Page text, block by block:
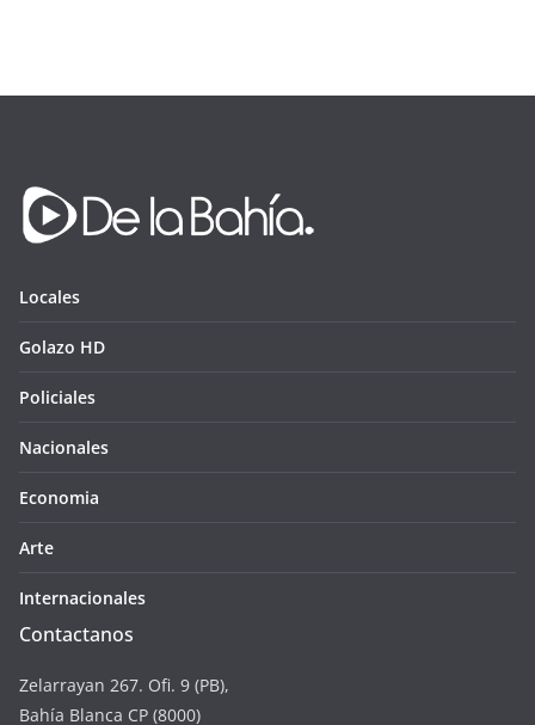
Locales
Golazo HD
Policiales
Nacionales
Economia
Arte
Internacionales
Contactanos
Zelarrayan 267. Ofi. 9 (PB),
Bahía Blanca CP (8000)